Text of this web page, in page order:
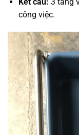
công việc.